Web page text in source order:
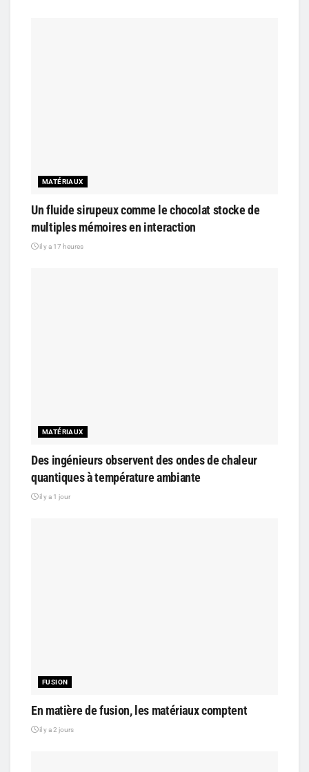
MATÉRIAUX
Un fluide sirupeux comme le chocolat stocke de
multiples mémoires en interaction
il y a 17 heures
MATÉRIAUX
Des ingénieurs observent des ondes de chaleur
quantiques à température ambiante
il y a 1 jour
FUSION
En matière de fusion, les matériaux comptent
il y a 2 jours